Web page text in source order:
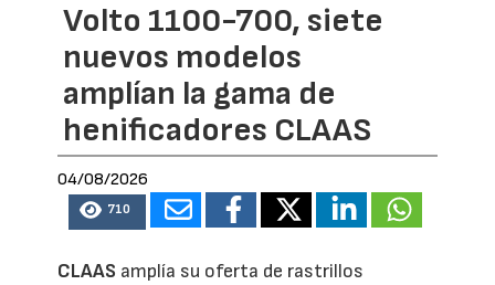
Volto 1100-700, siete
nuevos modelos
amplían la gama de
henificadores CLAAS
04/08/2026
710
CLAAS amplía su oferta de rastrillos